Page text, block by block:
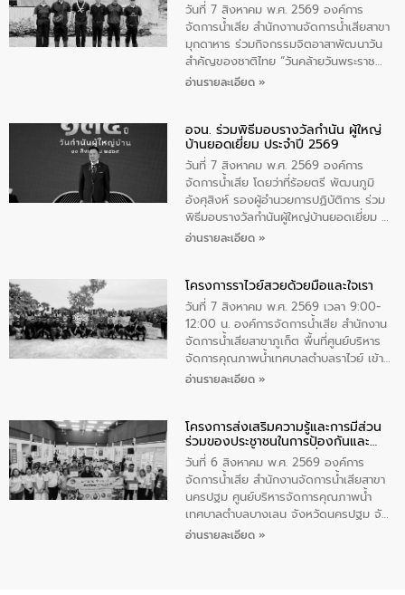
วันที่ 7 สิงหาคม พ.ศ. 2569 องค์การ
จัดการน้ำเสีย สำนักงาานจัดการน้ำเสียสาขา
มุกดาหาร ร่วมกิจกรรมจิตอาสาพัฒนาวัน
สําคัญของชาติไทย “วันคล้ายวันพระราช
สมภพ สมเด็จพระนางเจ้าสิริกิติ์พระบรม
ทิพย์คำ รองผู้ว่าราชการจังหวัดมุกดาหาร
เป็นประธานในพิธี ณ เรือนจําชั่วคราวนาโสก
ตําบลนาโสก อําเภอเมืองมุกดาหาร จังหวัด
มุกดาหาร โดยในกิจกรรมได้ร่วมปลูกป่า และ
ทําความสะอาดภายในบริเวณ จัดกิจกรรม
เพื่อถวายเป็นพระราชกุศล สมเด็จพระนาง
เจ้าสิริกิติ์พระบรมราชินีนาถ พระบรมราช
อ่านรายละเอียด »
อจน. ร่วมพิธีมอบรางวัลกำนัน ผู้ใหญ่
บ้านยอดเยี่ยม ประจำปี 2569
วันที่ 7 สิงหาคม พ.ศ. 2569 องค์การ
จัดการน้ำเสีย โดยว่าที่ร้อยตรี พัฒนภูมิ
อังศุสิงห์ รองผู้อำนวยการปฏิบัติการ ร่วม
พิธีมอบรางวัลกำนันผู้ใหญ่บ้านยอดเยี่ยม ณ
ทำเนียบรัฐบาล โดยมีนายอนุทิน ชาญวีรกูล
ทองคำและประกาศเกียรติคุณให้แก่ กำนัน
ผู้ใหญ่บ้านยอดเยี่ยม พร้อมกล่าวชื่นชม ให้
โอวาท และมอบนโยบาย
อ่านรายละเอียด »
โครงการราไวย์สวยด้วยมือและใจเรา
วันที่ 7 สิงหาคม พ.ศ. 2569 เวลา 9:00-
12:00 น. องค์การจัดการน้ำเสีย สำนักงาน
จัดการน้ำเสียสาขาภูเก็ต พื้นที่ศูนย์บริหาร
จัดการคุณภาพน้ำเทศบาลตำบลราไวย์ เข้า
ร่วมโครงการราไวย์สวยด้วยมือและใจเรา
ประชาชน ตัวแทนจากโรงแรมต่างๆ ในเขต
เทศบาลตำบลราไวย์ ศูนย์บริหารจัดการ
คุณภาพน้ำเทศบาลตำบลราไวย์ นำโดยนาย
น้อย แก้วเศษ ผู้จัดการสำนักงานจัดการน้ำ
เสียสาขาภูเก็ต พร้อมด้วยเจ้าหน้าที่ จำนวน
5 คน ร่วมทำกิจกรรม ทำความสะอาด
ชายหาดและแหล่งท่องเที่ยว ณ บริเวณ
อ่านรายละเอียด »
โครงการส่งเสริมความรู้และการมีส่วน
ร่วมของประชาชนในการป้องกันและ
แก้ไขปัญหาน้ำเสียอย่างยั่งยืน
วันที่ 6 สิงหาคม พ.ศ. 2569 องค์การ
จัดการน้ำเสีย สำนักงานจัดการน้ำเสียสาขา
นครปฐม ศูนย์บริหารจัดการคุณภาพน้ำ
เทศบาลตำบลบางเลน จังหวัดนครปฐม จัด
กิจกรรมภายใต้โครงการส่งเสริมความรู้และ
อ่านรายละเอียด »